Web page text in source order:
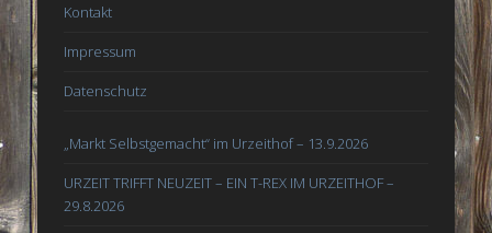
Kontakt
Impressum
Datenschutz
„Markt Selbstgemacht“ im Urzeithof – 13.9.2026
URZEIT TRIFFT NEUZEIT – EIN T-REX IM URZEITHOF –
29.8.2026